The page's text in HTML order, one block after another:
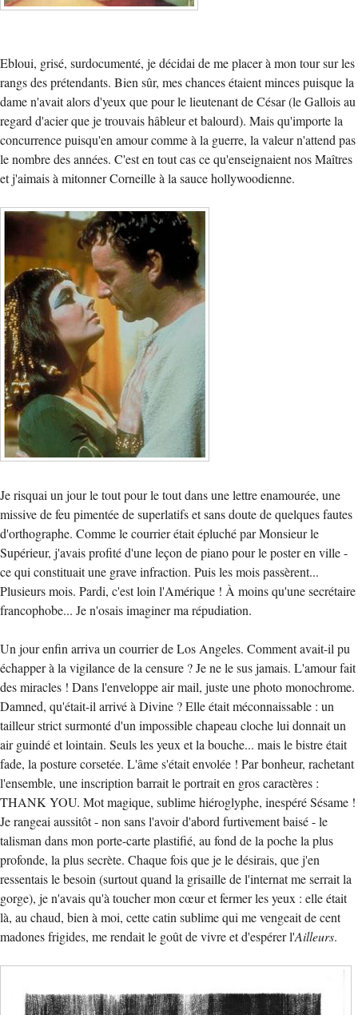
Ebloui, grisé, surdocumenté, je décidai de me placer à mon tour sur les
rangs des prétendants. Bien sûr, mes chances étaient minces puisque la
dame n'avait alors d'yeux que pour le lieutenant de César (le Gallois au
regard d'acier que je trouvais hâbleur et balourd). Mais qu'importe la
concurrence puisqu'en amour comme à la guerre, la valeur n'attend pas
le nombre des années. C'est en tout cas ce qu'enseignaient nos Maîtres
et j'aimais à mitonner Corneille à la sauce hollywoodienne.
Je risquai un jour le tout pour le tout dans une lettre enamourée, une
missive de feu pimentée de superlatifs et sans doute de quelques fautes
d'orthographe. Comme le courrier était épluché par Monsieur le
Supérieur, j'avais profité d'une leçon de piano pour le poster en ville -
ce qui constituait une grave infraction. Puis les mois passèrent...
Plusieurs mois. Pardi, c'est loin l'Amérique ! À moins qu'une secrétaire
francophobe... Je n'osais imaginer ma répudiation.
Un jour enfin arriva un courrier de Los Angeles. Comment avait-il pu
échapper à la vigilance de la censure ? Je ne le sus jamais. L'amour fait
des miracles ! Dans l'enveloppe air mail, juste une photo monochrome.
Damned, qu'était-il arrivé à Divine ? Elle était méconnaissable : un
tailleur strict surmonté d'un impossible chapeau cloche lui donnait un
air guindé et lointain. Seuls les yeux et la bouche... mais le bistre était
fade, la posture corsetée. L'âme s'était envolée ! Par bonheur, rachetant
l'ensemble, une inscription barrait le portrait en gros caractères :
THANK YOU. Mot magique, sublime hiéroglyphe, inespéré Sésame !
Je rangeai aussitôt - non sans l'avoir d'abord furtivement baisé - le
talisman dans mon porte-carte plastifié, au fond de la poche la plus
profonde, la plus secrète. Chaque fois que je le désirais, que j'en
ressentais le besoin (surtout quand la grisaille de l'internat me serrait la
gorge), je n'avais qu'à toucher mon cœur et fermer les yeux : elle était
là, au chaud, bien à moi, cette catin sublime qui me vengeait de cent
madones frigides, me rendait le goût de vivre et d'espérer l'Ailleurs.